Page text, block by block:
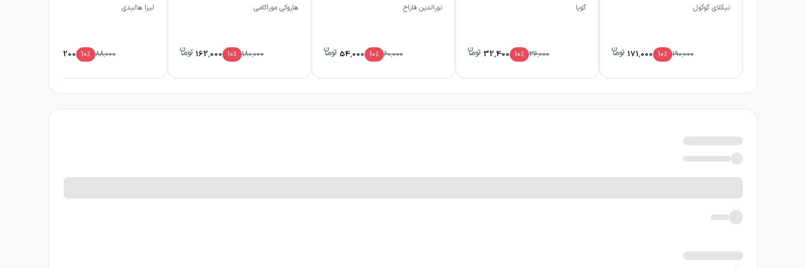
برای کسانی جذاب است که در نمایشنامه به ترکیب سرگرمی، نقد اجتماعی و مشاهده دقیق رفتار انسان اهمیت می‌دهند. خواننده نباید فقط منتظر یک داستان
پرحادثه باشد؛ ارزش اصلی کتاب در سازوکاری است که از دل یک اشتباه، فساد پنهان را به شکلی روشن و خنده‌دار آشکار می‌کند.
ترس و طمع، رفتارشان را هدایت می‌کند و همین فشار، تناقض میان ظاهر محترمانه و واقعیت فاسد زندگی اداری را نمایان می‌سازد.
نمایشی و طنز پیش می‌رود.
نیکلای گوگول
190,000
10٪ 171,000
گویا
36,000
10٪ 32,400
نورالدین فاراح
60,000
10٪ 54,000
هاروکی موراکامی
180,000
10٪ 162,000
لیزا هالیدی
88,000
10٪ 79,200